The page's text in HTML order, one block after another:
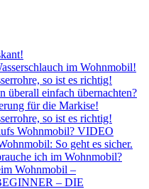
im Wohnmobil!
so ist es richtig!
einfach übernachten?
für die Markise!
so ist es richtig!
Wohnmobil? VIDEO
So geht es sicher.
ich im Wohnmobil?
Wohnmobil –
– DIE